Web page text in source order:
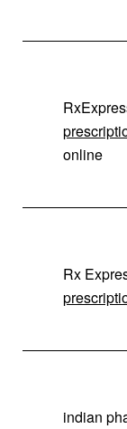
online
Rx
indian